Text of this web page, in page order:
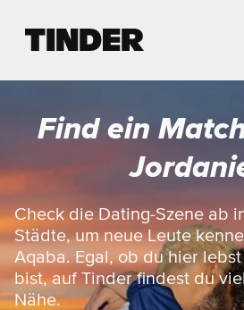
r
S
a
r
t
s
e
i
Find ein
Check die Dating-Szene ab
Städte, um neue Leute
Aqaba. Egal, ob du hier
bist, auf Tinder findest du
Nähe.